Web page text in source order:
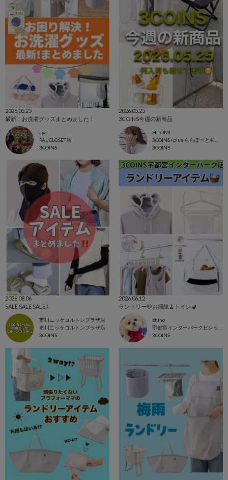
2026.05.25
最新！お洗濯グッズまとめました！
aya
PAL CLOSET店
3COINS
2026.05.25
3COINS今週の新商品
HITOMI
3COINS
2026.08.06
SALE SALE SALE‼️
市川ニッケコルトンプラザ店
市川ニッケコルトンプラザ店
3COINS
2026.06.12
ランドリー🩵お掃除🧹トイレ🚽
shino
3COINS